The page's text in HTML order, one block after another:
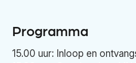
Programma
15.00 uur: Inloop en